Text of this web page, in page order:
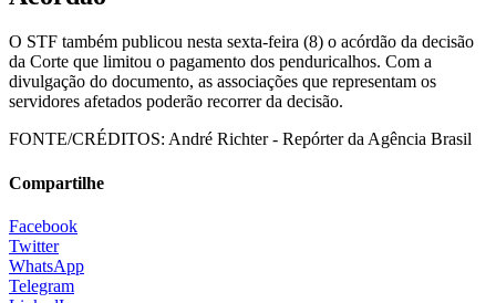
O STF também publicou nesta sexta-feira (8) o acórdão da decisão
da Corte que limitou o pagamento dos penduricalhos. Com a
divulgação do documento, as associações que representam os
servidores afetados poderão recorrer da decisão.
FONTE/CRÉDITOS: André Richter - Repórter da Agência Brasil
Compartilhe
Facebook
Twitter
WhatsApp
Telegram